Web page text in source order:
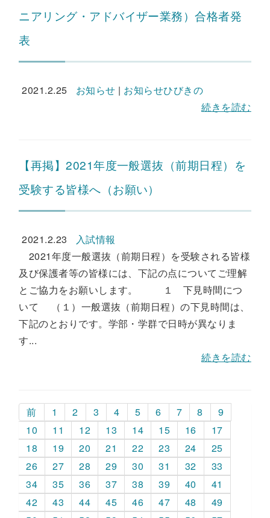
ニアリング・アドバイザー業務）合格者発
表
2021.2.25 お知らせ | お知らせひびきの
続きを読む
【再掲】2021年度一般選抜（前期日程）を
受験する皆様へ（お願い）
2021.2.23
入試情報
2021年度一般選抜（前期日程）を受験される皆様
及び保護者等の皆様には、下記の点についてご理解
とご協力をお願いします。 １ 下見時間につ
いて （１）一般選抜（前期日程）の下見時間は、
下記のとおりです。学部・学群で日時が異なりま
す...
続きを読む
前 1 2 3 4 5 6 7 8
9
10
11 12 13 14 15 16
17
18
19 20 21 22 23 24
25
26
27 28 29 30 31 32
33
34
35 36 37 38 39 40
41
42
43 44 45 46 47 48
49